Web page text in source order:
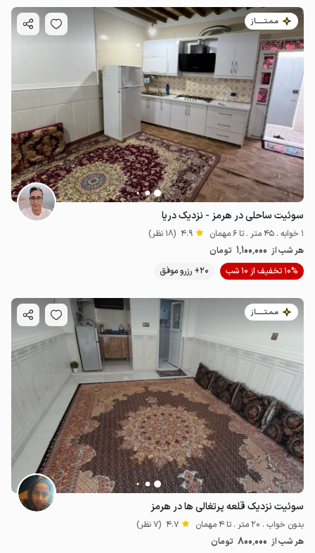
720٬000ت
مـمـتــــــاز
سوئیت ساحلی در هرمز - نزدیک دریا
1 خوابه . 45 متر . تا 6 مهمان 4.9 (18 نظر)
هر شب از 1٬100٬000 تومان
10% تخفیف از 10 شب
20+ رزرو موفق
مـمـتــــــاز
سوئیت نزدیک قلعه پرتغالی ها در هرمز
بدون خواب . 20 متر . تا 4 مهمان 4.7 (7 نظر)
هر شب از 800٬000 تومان